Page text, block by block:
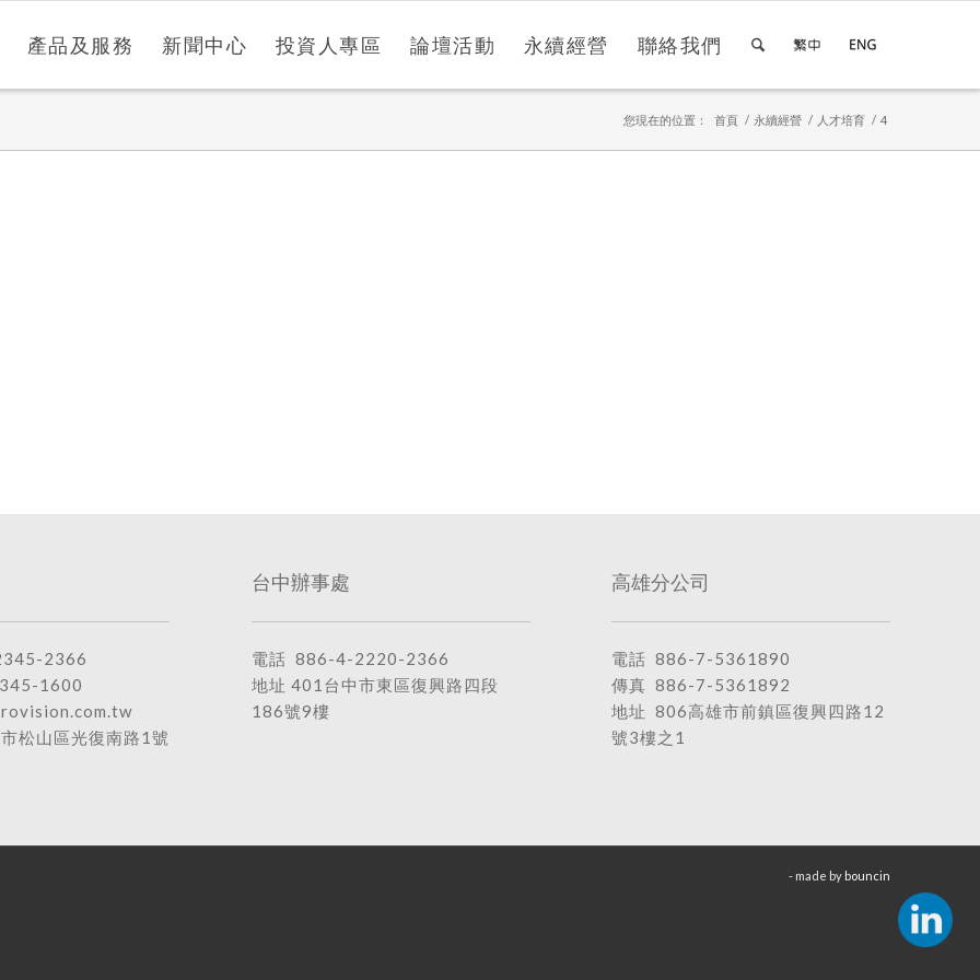
產品及服務 新聞中心 投資人專區 論壇活動 永續經營 聯絡我們
您現在的位置： 首頁 / 永續經營 / 人才培育 / 4
2366
1600
松山區光復南路1號
台中辦事處
電話 886-4-2220-2366
地址 401台中市東區復興路四段
186號9樓
高雄分公司
電話 886-7-5361890
傳真 886-7-5361892
地址 806高雄市前鎮區復興四路12
號3樓之1
- made by bouncin